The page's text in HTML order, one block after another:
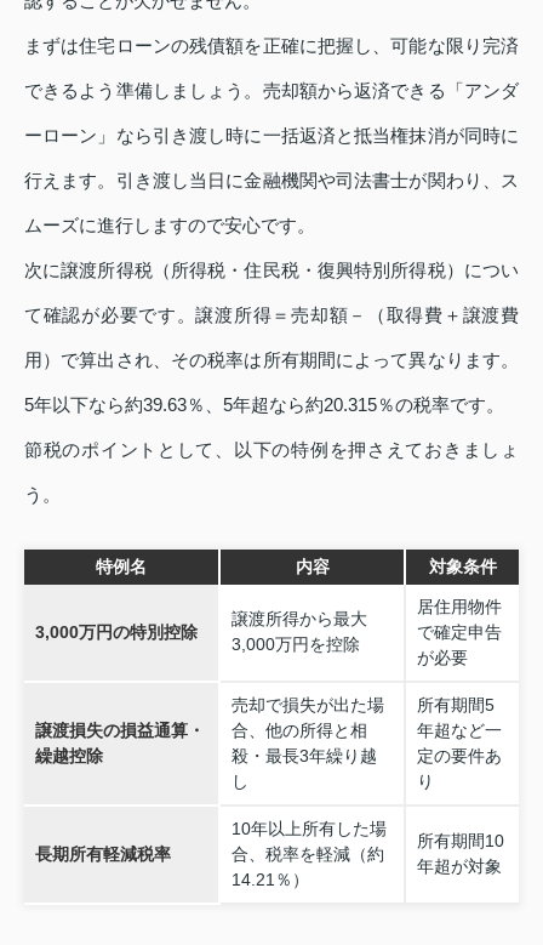
まずは住宅ローンの残債額を正確に把握し、可能な限り完済
できるよう準備しましょう。売却額から返済できる「アンダ
ーローン」なら引き渡し時に一括返済と抵当権抹消が同時に
行えます。引き渡し当日に金融機関や司法書士が関わり、ス
ムーズに進行しますので安心です。
次に譲渡所得税（所得税・住民税・復興特別所得税）につい
て確認が必要です。譲渡所得＝売却額－（取得費＋譲渡費
用）で算出され、その税率は所有期間によって異なります。
5年以下なら約39.63％、5年超なら約20.315％の税率です。
節税のポイントとして、以下の特例を押さえておきましょ
う。
特例名 内容 対象条件
3,000万円の特別控除
譲渡所得から最大
3,000万円を控除
居住用物件
で確定申告
が必要
譲渡損失の損益通算・
繰越控除
売却で損失が出た場
合、他の所得と相
殺・最長3年繰り越
し
所有期間5
年超など一
定の要件あ
り
長期所有軽減税率
10年以上所有した場
合、税率を軽減（約
14.21％）
所有期間10
年超が対象